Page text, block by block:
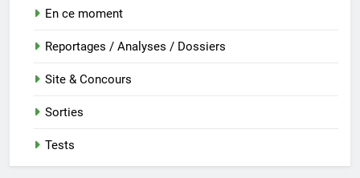
En ce moment
Reportages / Analyses / Dossiers
Site & Concours
Sorties
Tests